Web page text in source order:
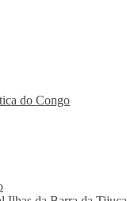
do Congo